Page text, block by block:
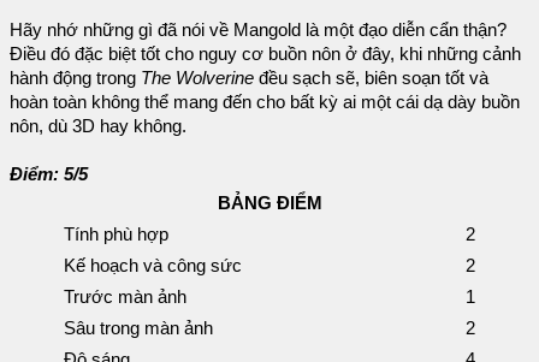
Hãy nhớ những gì đã nói về Mangold là một đạo diễn cẩn thận?
Điều đó đặc biệt tốt cho nguy cơ buồn nôn ở đây, khi những cảnh
hành động trong The Wolverine đều sạch sẽ, biên soạn tốt và
hoàn toàn không thể mang đến cho bất kỳ ai một cái dạ dày buồn
nôn, dù 3D hay không.
Điểm: 5/5
BẢNG ĐIỂM
Tính phù hợp
2
Kế hoạch và công sức
2
Trước màn ảnh
1
Sâu trong màn ảnh
2